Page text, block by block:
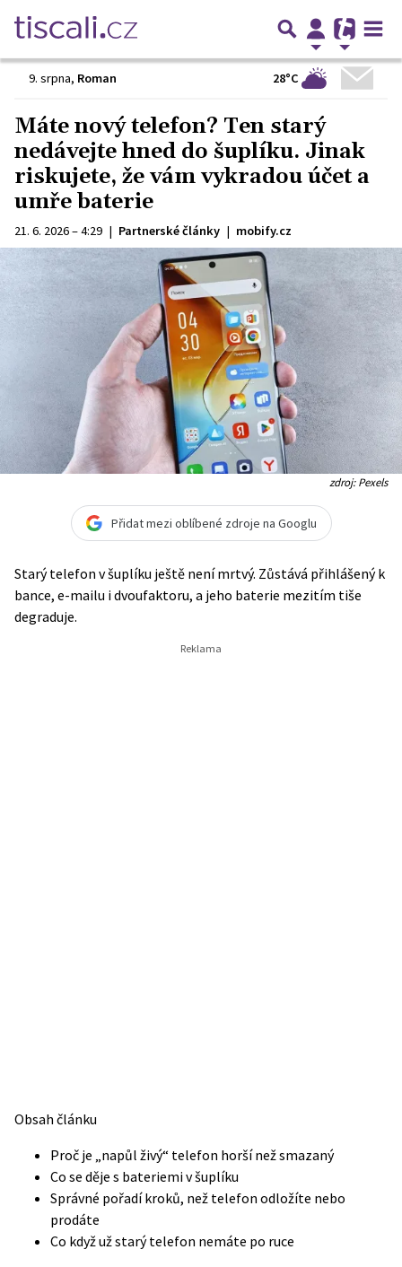
9. srpna, Roman 28°C
Máte nový telefon? Ten starý
nedávejte hned do šuplíku. Jinak
riskujete, že vám vykradou účet a
umře baterie
21. 6. 2026 – 4:29 | Partnerské články | mobify.cz
zdroj: Pexels
Přidat mezi oblíbené zdroje na Googlu
Starý telefon v šuplíku ještě není mrtvý. Zůstává přihlášený k
bance, e-mailu i dvoufaktoru, a jeho baterie mezitím tiše
degraduje.
Obsah článku
Proč je „napůl živý“ telefon horší než smazaný
Co se děje s bateriemi v šuplíku
Správné pořadí kroků, než telefon odložíte nebo
prodáte
Co když už starý telefon nemáte po ruce